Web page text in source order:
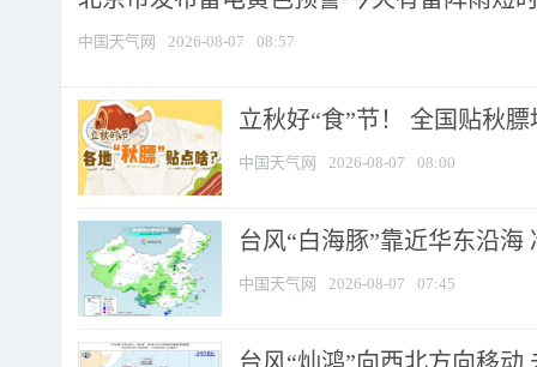
中国天气网 2026-08-07 08:57
立秋好“食”节！ 全国贴秋
中国天气网 2026-08-07 08:00
台风“白海豚”靠近华东沿
中国天气网 2026-08-07 07:45